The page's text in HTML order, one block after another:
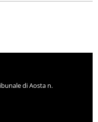
di Aosta n.